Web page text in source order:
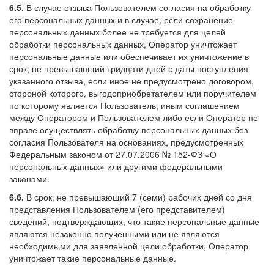
6.5. В случае отзыва Пользователем согласия на обработку
его персональных данных и в случае, если сохранение
персональных данных более не требуется для целей
обработки персональных данных, Оператор уничтожает
персональные данные или обеспечивает их уничтожение в
срок, не превышающий тридцати дней с даты поступления
указанного отзыва, если иное не предусмотрено договором,
стороной которого, выгодоприобретателем или поручителем
по которому является Пользователь, иным соглашением
между Оператором и Пользователем либо если Оператор не
вправе осуществлять обработку персональных данных без
согласия Пользователя на основаниях, предусмотренных
Федеральным законом от 27.07.2006 № 152-ФЗ «О
персональных данных» или другими федеральными
законами.
6.6. В срок, не превышающий 7 (семи) рабочих дней со дня
представления Пользователем (его представителем)
сведений, подтверждающих, что такие персональные данные
являются незаконно полученными или не являются
необходимыми для заявленной цели обработки, Оператор
уничтожает такие персональные данные.